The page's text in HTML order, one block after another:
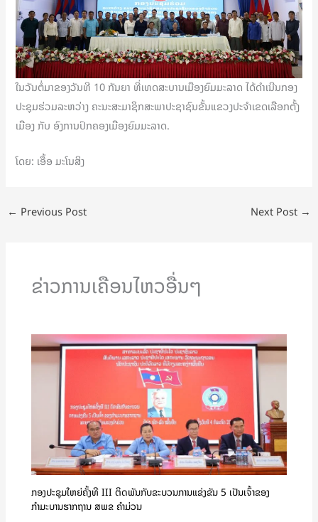
ໃນວັນຕໍ່ມາຂອງວັນທີ 10 ກັນຍາ ທີ່ເທດສະບານເມືອງຍົມມະລາດ ໄດ້ດຳເນີນກອງ
ປະຊຸມຮ່ວມລະຫວ່າງ ຄະນະສະມາຊິກສະພາປະຊາຊົນຂັ້ນແຂວງປະຈໍາເຂດເລືອກຕັ້ງ
ເມືອງ ກັບ ອົງການປົກຄອງເມືອງຍົມມະລາດ.
ໂດຍ: ເອື້ອ ມະໂນສິງ
← Previous Post Next Post →
ຂ່າວການເຄືອນໄຫວອື່ນໆ
ກອງປະຊຸມໃຫຍ່ຄັ້ງທີ III ຕິດພັນກັບຂະບວນການແຂ່ງຂັນ 5 ເປັນເຈົ້າຂອງ
ກຳມະບານຮາກຖານ ສພຂ ຄໍາມ່ວນ